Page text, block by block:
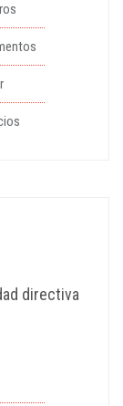
directiva